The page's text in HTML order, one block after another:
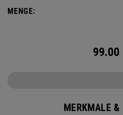
MENGE:
99.00
MERKMALE &